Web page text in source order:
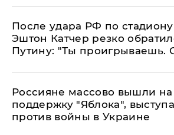
После удара РФ по
Эштон Катчер резко
Путину: "Ты проигрываешь.
Россияне массово вышли на
поддержку "Яблока",
против войны в Украине